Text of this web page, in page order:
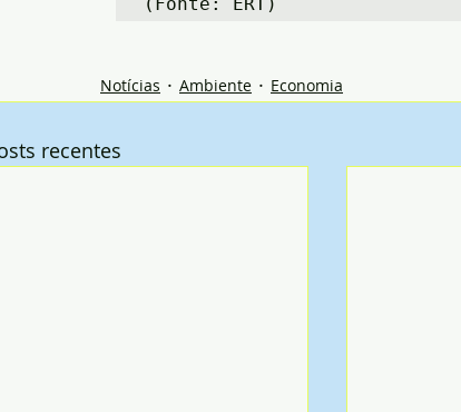
Notícias Ambiente Economia
recentes